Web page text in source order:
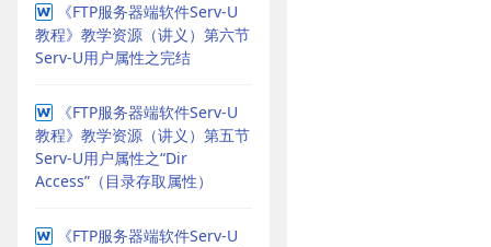
《FTP服务器端软件Serv-U
教程》教学资源（讲义）第六节
Serv-U用户属性之完结
《FTP服务器端软件Serv-U
教程》教学资源（讲义）第五节
Serv-U用户属性之“Dir
Access”（目录存取属性）
《FTP服务器端软件Serv-U